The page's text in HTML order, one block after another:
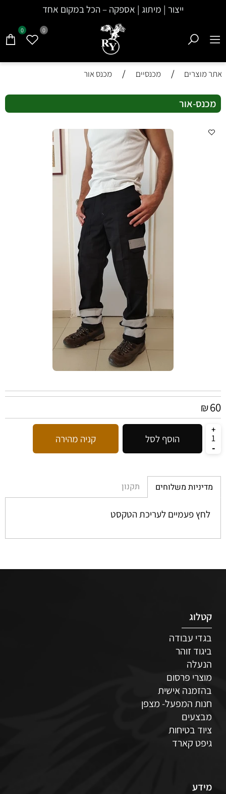
ייצור | מיתוג | אספקה – הכל במקום אחד
0 0
אתר מוצרים / מכנסיים / מכנס אור
מכנס-אור
₪60
הוסף לסל קניה מהירה
מדיניות משלוחים תקנון
לחץ פעמיים לעריכת הטקסט
קטלוג
בגדי עבודה
ביגוד זוהר
הנעלה
מוצרי פרסום
בהזמנה אישית
חנות המפעל- מצפן
מבצעים
ציוד בטיחות
גיפט קארד
מידע